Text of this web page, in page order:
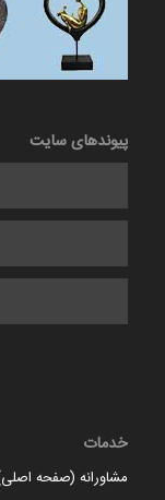
پیوندهای سایت
خدمات
مشاورانه (صفحه